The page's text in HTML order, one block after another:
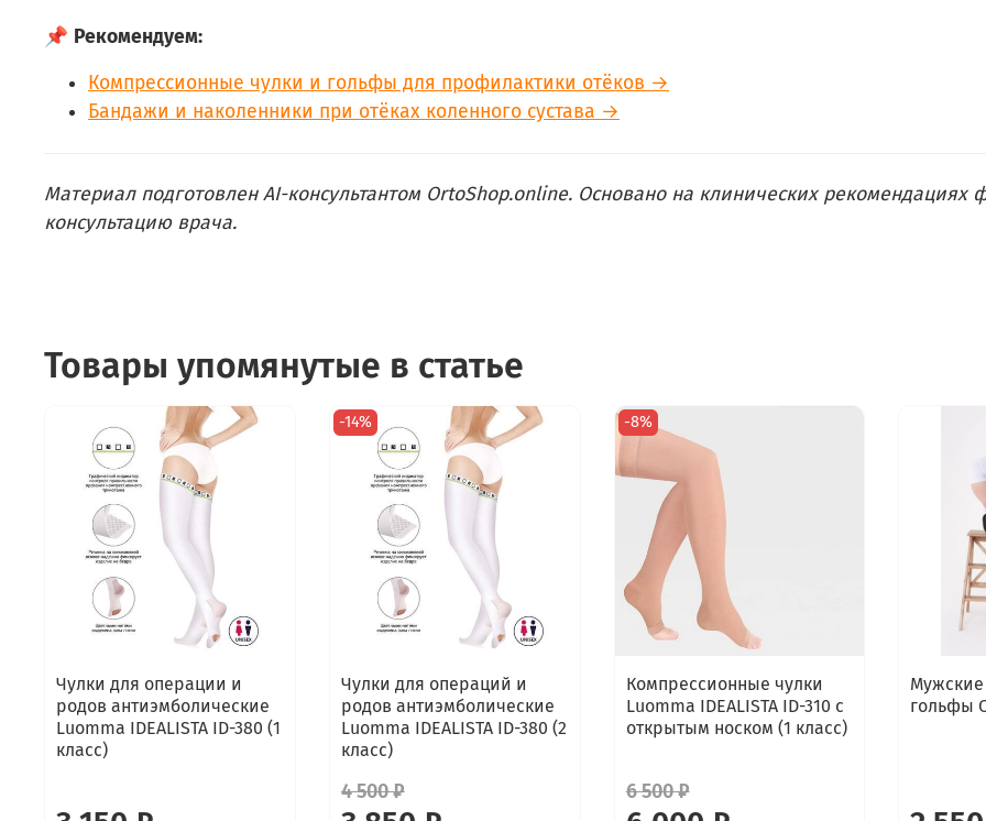
📌 Рекомендуем:
Компрессионные чулки и гольфы для профилактики отёков →
Бандажи и наколенники при отёках коленного сустава →
Материал подготовлен AI-консультантом OrtoShop.online. Основано на клинических рекомендациях
консультацию врача.
Товары упомянутые в статье
Чулки для операции и
родов антиэмболические
Luomma IDEALISTA ID-380 (1
класс)
-14%
Чулки для операций и
родов антиэмболические
Luomma IDEALISTA ID-380 (2
класс)
4 500 ₽
-8%
Компрессионные чулки
Luomma IDEALISTA ID-310 с
открытым носком (1 класс)
6 500 ₽
гольфы